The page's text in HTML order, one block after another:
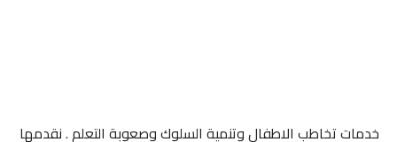
خدمات تخاطب الاطفال وتنمية السلوك وصعوبة التعلم . نقدمها